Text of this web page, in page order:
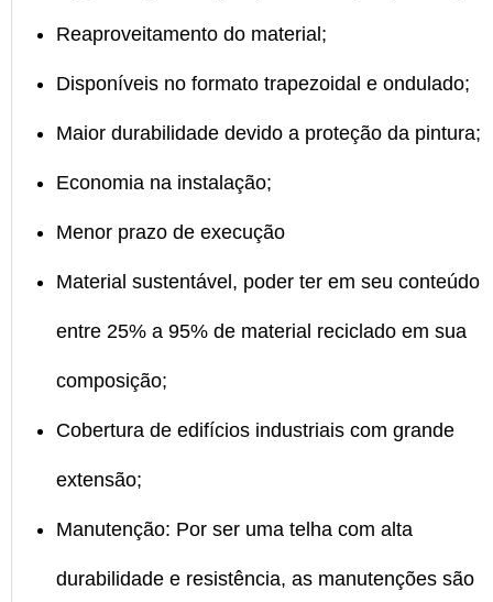
Reaproveitamento do material;
Disponíveis no formato trapezoidal e ondulado;
Maior durabilidade devido a proteção da pintura;
Economia na instalação;
Menor prazo de execução
Material sustentável, poder ter em seu conteúdo
entre 25% a 95% de material reciclado em sua
composição;
Cobertura de edifícios industriais com grande
extensão;
Manutenção: Por ser uma telha com alta
durabilidade e resistência, as manutenções são